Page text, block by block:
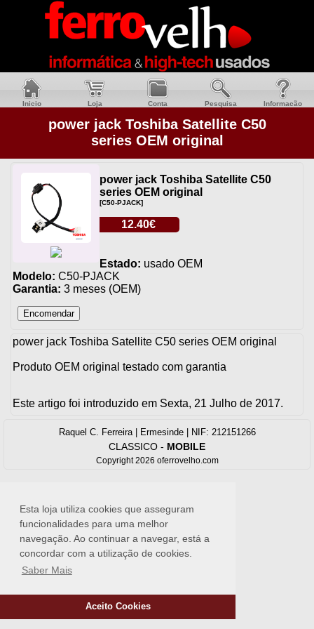
Esta loja utiliza cookies que asseguram
funcionalidades para uma melhor
navegação. Ao continuar a navegar, está a
concordar com a utilização de cookies.
Saber Mais
Aceito Cookies
Inicio Loja Conta Pesquisa Informacão
power jack Toshiba Satellite C50
series OEM original
power jack Toshiba Satellite C50
series OEM original
[C50-PJACK]
12.40€
Estado: usado OEM
Modelo: C50-PJACK
Garantia: 3 meses (OEM)
power jack Toshiba Satellite C50 series OEM original
Produto OEM original testado com garantia
Este artigo foi introduzido em Sexta, 21 Julho de 2017.
Raquel C. Ferreira | Ermesinde | NIF: 212151266
CLASSICO - MOBILE
Copyright 2026 oferrovelho.com